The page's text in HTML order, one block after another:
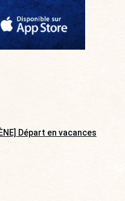
Départ en vacances